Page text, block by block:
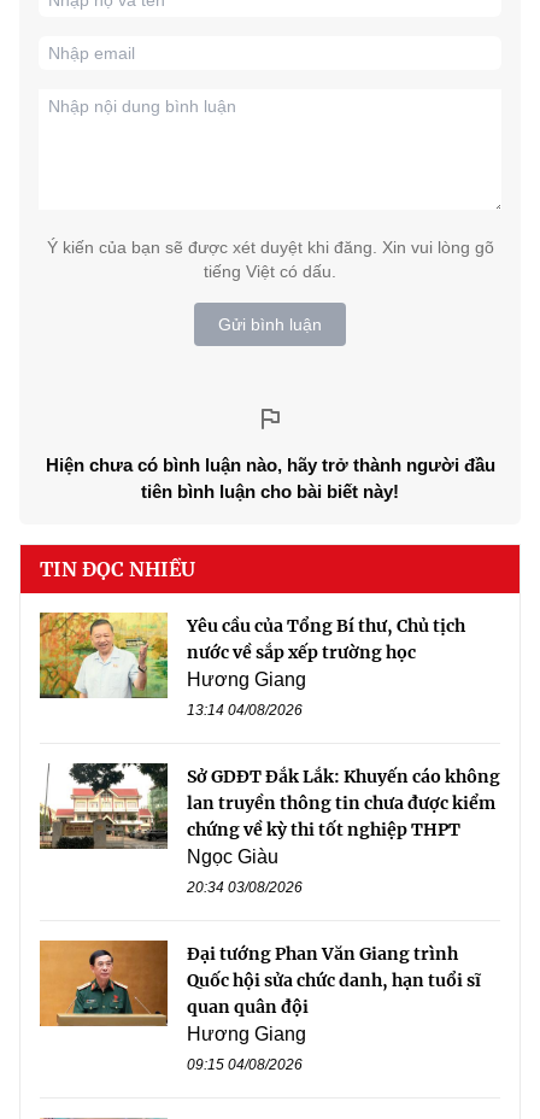
Ý kiến của bạn sẽ được xét duyệt khi đăng. Xin vui lòng gõ
tiếng Việt có dấu.
Gửi bình luận
Hiện chưa có bình luận nào, hãy trở thành người đầu
tiên bình luận cho bài biết này!
TIN ĐỌC NHIỀU
Yêu cầu của Tổng Bí thư, Chủ tịch
nước về sắp xếp trường học
Hương Giang
13:14 04/08/2026
Sở GDĐT Đắk Lắk: Khuyến cáo không
lan truyền thông tin chưa được kiểm
chứng về kỳ thi tốt nghiệp THPT
Ngọc Giàu
20:34 03/08/2026
Đại tướng Phan Văn Giang trình
Quốc hội sửa chức danh, hạn tuổi sĩ
quan quân đội
Hương Giang
09:15 04/08/2026